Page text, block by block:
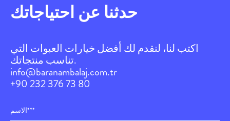
حدثنا عن احتياجاتك
اكتب لنا، لنقدم لك أفضل خيارات العبوات التي
تناسب منتجاتك.
info@baranambalaj.com.tr
+90 232 376 73 80